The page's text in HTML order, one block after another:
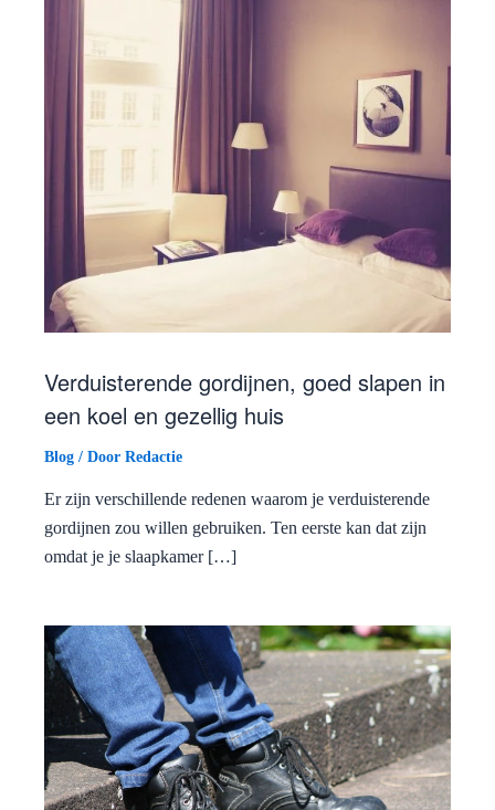
Verduisterende gordijnen, goed slapen in
een koel en gezellig huis
Blog / Door Redactie
Er zijn verschillende redenen waarom je verduisterende
gordijnen zou willen gebruiken. Ten eerste kan dat zijn
omdat je je slaapkamer […]